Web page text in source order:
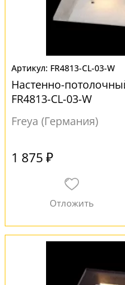
FR4813-CL-03-W
Настенно-
FR4813-CL-03-W
Freya (Германия)
1 875 ₽